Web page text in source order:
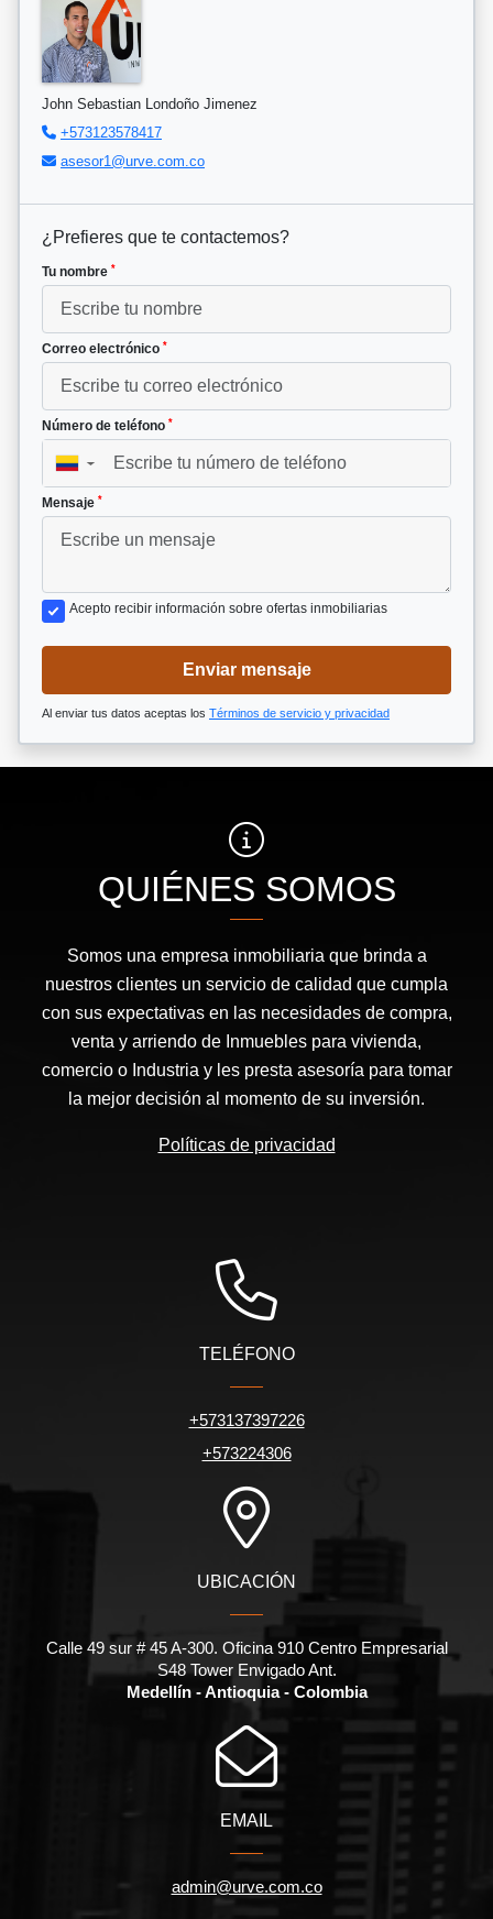
John Sebastian Londoño Jimenez
+573123578417
asesor1@urve.com.co
¿Prefieres que te contactemos?
Tu nombre *
Correo electrónico *
Número de teléfono *
▼
Mensaje *
Acepto recibir información sobre ofertas inmobiliarias
Enviar mensaje
Al enviar tus datos aceptas los Términos de servicio y privacidad
QUIÉNES SOMOS
Somos una empresa inmobiliaria que brinda a
nuestros clientes un servicio de calidad que cumpla
con sus expectativas en las necesidades de compra,
venta y arriendo de Inmuebles para vivienda,
comercio o Industria y les presta asesoría para tomar
la mejor decisión al momento de su inversión.
Políticas de privacidad
TELÉFONO
+573137397226
+573224306
UBICACIÓN
Calle 49 sur # 45 A-300. Oficina 910 Centro Empresarial
S48 Tower Envigado Ant.
Medellín - Antioquia - Colombia
EMAIL
admin@urve.com.co